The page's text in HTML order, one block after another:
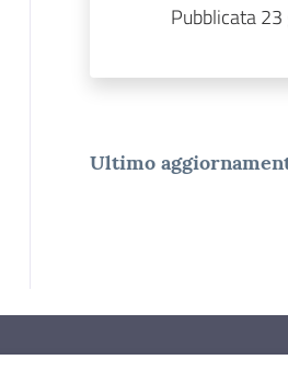
Pubblicata
Ultimo